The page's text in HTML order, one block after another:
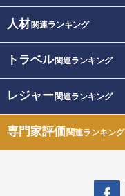
人材関連ランキング
トラベル関連ランキング
レジャー関連ランキング
専門家評価関連ランキング